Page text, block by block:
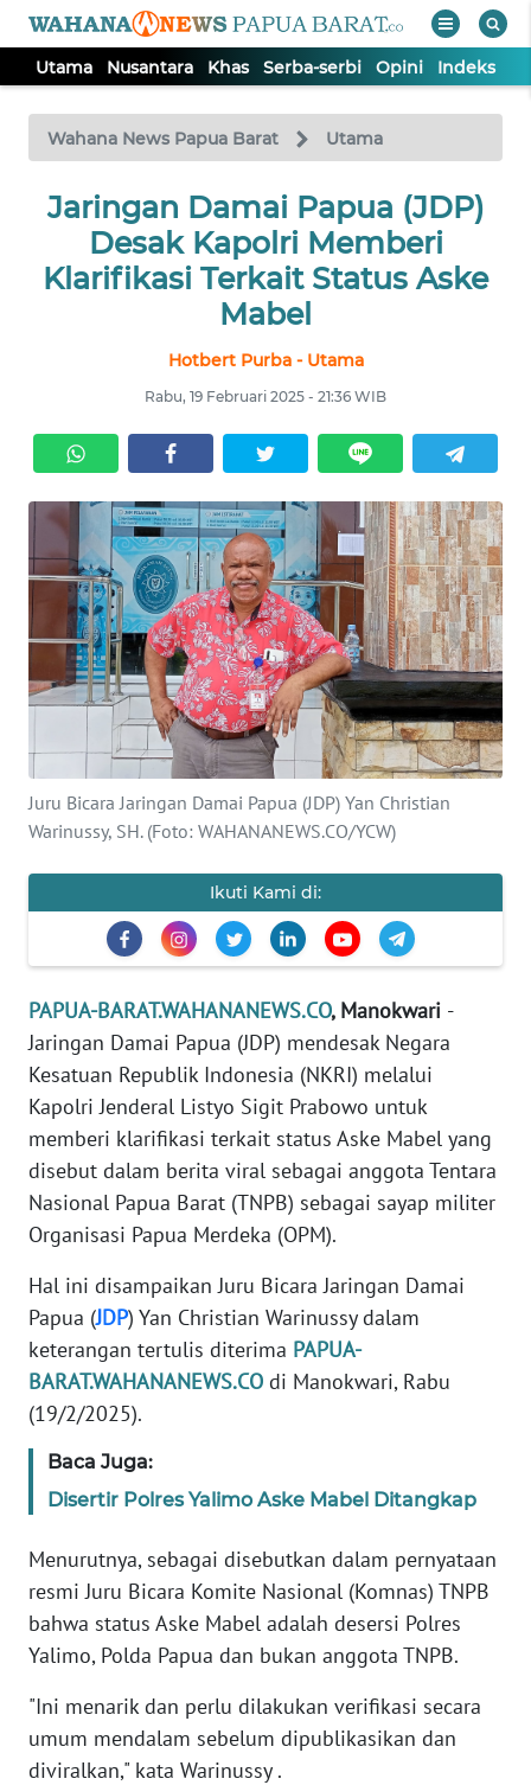
Utama Nusantara Khas Serba-serbi Opini Indeks
Wahana News Papua Barat Utama
Jaringan Damai Papua (JDP)
Desak Kapolri Memberi
Klarifikasi Terkait Status Aske
Mabel
Hotbert Purba - Utama
Rabu, 19 Februari 2025 - 21:36 WIB
Juru Bicara Jaringan Damai Papua (JDP) Yan Christian
Warinussy, SH. (Foto: WAHANANEWS.CO/YCW)
Ikuti Kami di:
PAPUA-BARAT.WAHANANEWS.CO, Manokwari -
Jaringan Damai Papua (JDP) mendesak Negara
Kesatuan Republik Indonesia (NKRI) melalui
Kapolri Jenderal Listyo Sigit Prabowo untuk
memberi klarifikasi terkait status Aske Mabel yang
disebut dalam berita viral sebagai anggota Tentara
Nasional Papua Barat (TNPB) sebagai sayap militer
Organisasi Papua Merdeka (OPM).
Hal ini disampaikan Juru Bicara Jaringan Damai
Papua (JDP) Yan Christian Warinussy dalam
keterangan tertulis diterima PAPUA-
BARAT.WAHANANEWS.CO di Manokwari, Rabu
(19/2/2025).
Baca Juga:
Disertir Polres Yalimo Aske Mabel Ditangkap
Menurutnya, sebagai disebutkan dalam pernyataan
resmi Juru Bicara Komite Nasional (Komnas) TNPB
bahwa status Aske Mabel adalah desersi Polres
Yalimo, Polda Papua dan bukan anggota TNPB.
"Ini menarik dan perlu dilakukan verifikasi secara
umum mendalam sebelum dipublikasikan dan
diviralkan," kata Warinussy .
TV
Tutup
UTAMA
NUSANTARA
SERBI
OPINI
Informasi
INDEKS
BERITA
KONTAK
INFO
IKLAN
TENTANG
PEDOMAN
SIBER
REDAKSI
KARIR
DISCLAIMER
News
Regional
WN
SUMUT
WN
JABAR
WN
BANTEN
WN
NTT